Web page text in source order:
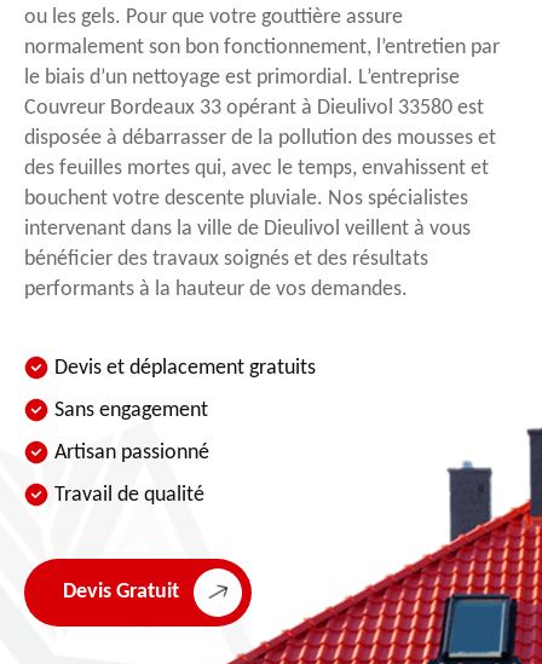
ou les gels. Pour que votre gouttière assure
normalement son bon fonctionnement, l’entretien par
le biais d’un nettoyage est primordial. L’entreprise
Couvreur Bordeaux 33 opérant à Dieulivol 33580 est
disposée à débarrasser de la pollution des mousses et
des feuilles mortes qui, avec le temps, envahissent et
bouchent votre descente pluviale. Nos spécialistes
intervenant dans la ville de Dieulivol veillent à vous
bénéficier des travaux soignés et des résultats
performants à la hauteur de vos demandes.
Devis et déplacement gratuits
Sans engagement
Artisan passionné
Travail de qualité
Devis Gratuit